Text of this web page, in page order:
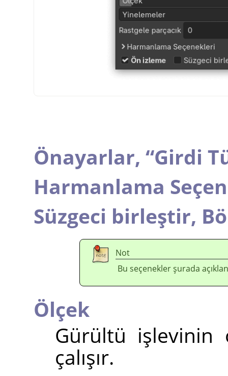
Önayarlar, “Girdi
Harmanlama
Süzgeci birleştir,
Not
Bu seçenekler şurada
Ölçek
Gürültü işlevinin
çalışır.